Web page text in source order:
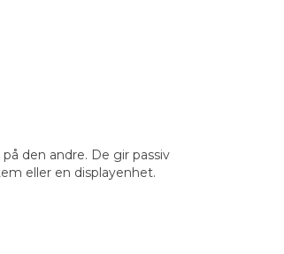
den andre. De gir passiv
eller en displayenhet.